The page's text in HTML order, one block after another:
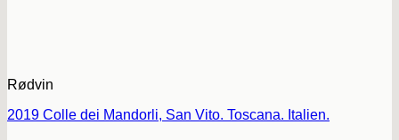
Rødvin
2019 Colle dei Mandorli, San Vito. Toscana. Italien.